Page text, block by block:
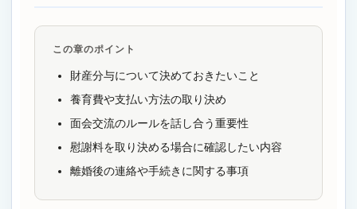
この章のポイント
財産分与について決めておきたいこと
養育費や支払い方法の取り決め
面会交流のルールを話し合う重要性
慰謝料を取り決める場合に確認したい内容
離婚後の連絡や手続きに関する事項